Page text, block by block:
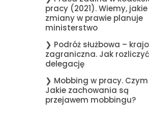
pracy (2021). Wiemy, jakie
zmiany w prawie planuje
ministerstwo
❯ Podróż służbowa –
zagraniczna. Jak rozliczyć
delegację
❯ Mobbing w pracy.
Jakie zachowania są
przejawem mobbingu?